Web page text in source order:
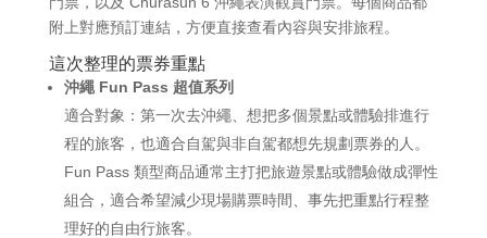
附上對應預訂連結，方便直接查看內容與安排旅程。
這次整理的票券重點
沖繩 Fun Pass 超值系列
適合對象：第一次去沖繩、想把多個景點或體驗排進行
程的旅客，也適合自駕與非自駕都想先規劃票券的人。
Fun Pass 類型商品通常主打把旅遊景點或體驗做成彈性
組合，適合希望減少現場購票時間、事先把重點行程整
理好的自由行旅客。